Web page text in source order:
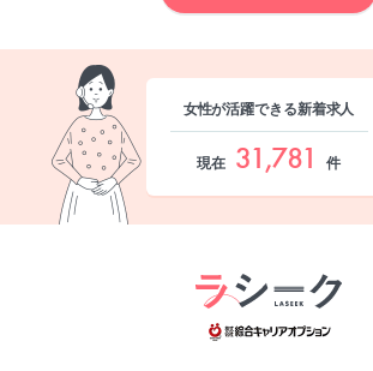
女性が活躍できる新着求人
現在 31,781 件